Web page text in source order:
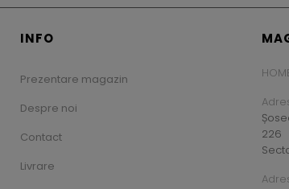
INFO
Prezentare magazin
Despre noi
Contact
Livrare
226